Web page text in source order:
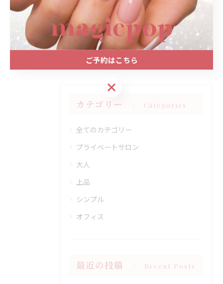
#赤のワンカラー
#大人ネイル
#フットワンカラー
#名古屋駅ネイルサロン
#プライベートネイルサロン
カテゴリー Categories
全てのカテゴリー
プライベートサロン
大人
上品
シンプル
オフィス
最近の投稿 Recent Posts
ご予約はこちら
ご予約はこちら